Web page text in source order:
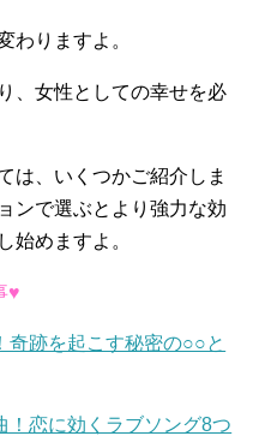
わりますよ。
、女性としての幸せを必
は、いくつかご紹介しま
ンで選ぶとより強力な効
始めますよ。
♥
奇跡を起こす秘密の○○と
！恋に効くラブソング8つ